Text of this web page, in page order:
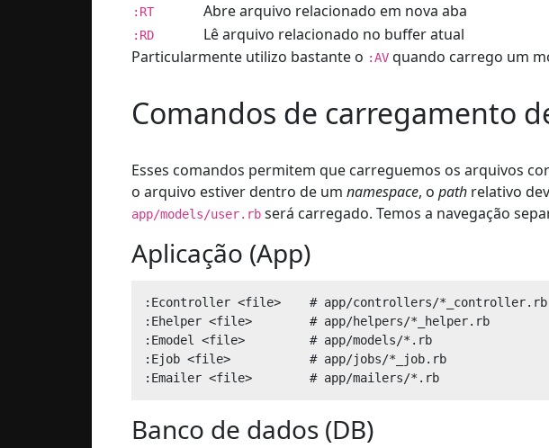
:RT Abre arquivo relacionado em nova aba
:RD
Lê arquivo relacionado no buffer atual
Particularmente utilizo bastante o :AV quando carrego um
Comandos de carregamento
Esses comandos permitem que carreguemos os arquivos
o arquivo estiver dentro de um namespace, o path relativo
app/models/user.rb será carregado. Temos a navegação
Aplicação (App)
:Econtroller <file>    # app/controllers/*_controller.rb
:Ehelper <file>        # app/helpers/*_helper.rb
:Emodel <file>         # app/models/*.rb
:Ejob <file>           # app/jobs/*_job.rb
Banco de dados (DB)